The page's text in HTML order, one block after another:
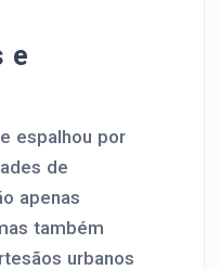
e
espalhou por
de
apenas
também
urbanos